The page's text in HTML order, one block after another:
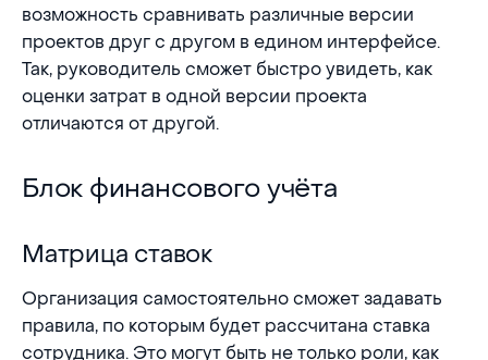
возможность сравнивать различные версии
проектов друг с другом в едином интерфейсе.
Так, руководитель сможет быстро увидеть, как
оценки затрат в одной версии проекта
отличаются от другой.
Блок финансового учёта
Блок финансового учёта
Матрица ставок
Матрица ставок
Организация самостоятельно сможет задавать
правила, по которым будет рассчитана ставка
сотрудника. Это могут быть не только роли, как